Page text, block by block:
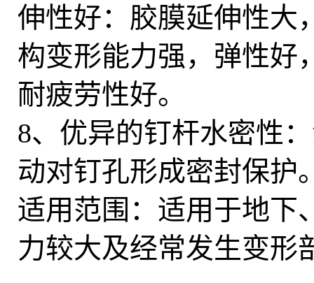
伸性好：胶膜延伸性大
构变形能力强，弹性好
耐疲劳性好。
8、优异的钉杆水密性
动对钉孔形成密封保护
适用范围：适用于地下
力较大及经常发生变形